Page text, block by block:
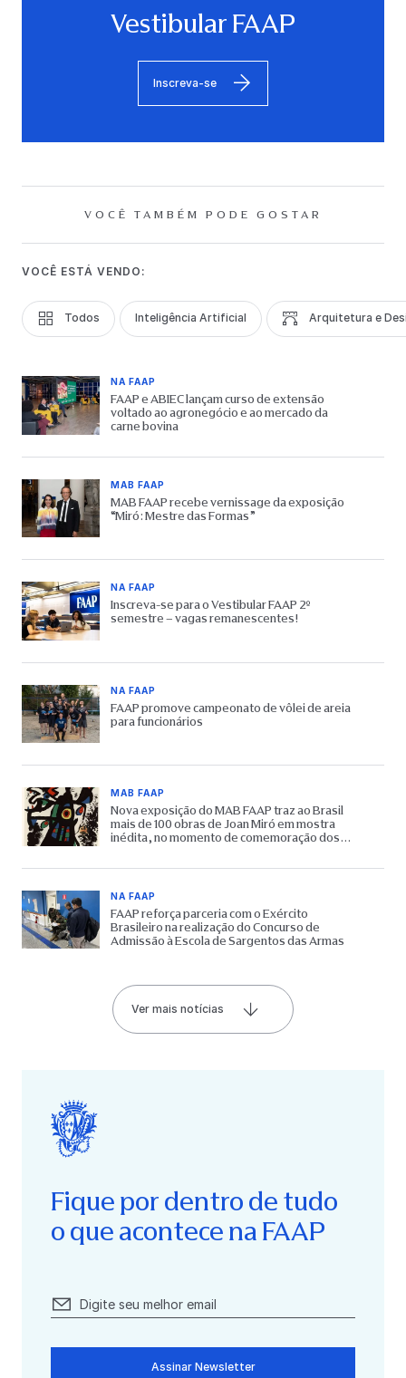
Vestibular FAAP
Inscreva-se
VOCÊ TAMBÉM PODE GOSTAR
VOCÊ ESTÁ VENDO:
Todos Inteligência Artificial Arquitetura e
NA FAAP
FAAP e ABIEC lançam curso de extensão
voltado ao agronegócio e ao mercado da
carne bovina
MAB FAAP
MAB FAAP recebe vernissage da exposição
“Miró: Mestre das Formas”
NA FAAP
Inscreva-se para o Vestibular FAAP 2º
semestre – vagas remanescentes!
NA FAAP
FAAP promove campeonato de vôlei de areia
para funcionários
MAB FAAP
Nova exposição do MAB FAAP traz ao Brasil
mais de 100 obras de Joan Miró em mostra
inédita, no momento de comemoração dos
NA FAAP
FAAP reforça parceria com o Exército
Brasileiro na realização do Concurso de
Admissão à Escola de Sargentos das Armas
Ver mais notícias
Fique por dentro de tudo
o que acontece na FAAP
Assinar Newsletter